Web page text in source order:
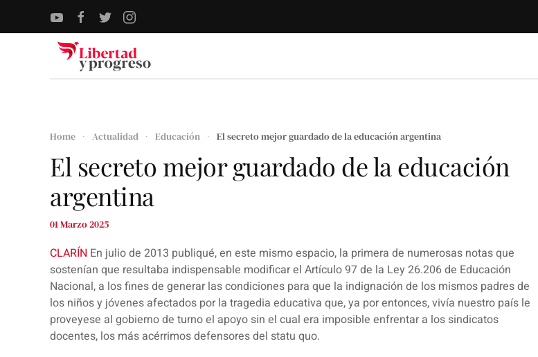
Skip to main content
Home Actualidad Educación El secreto mejor guardado de la educación argentina
El secreto mejor guardado de la educación
argentina
01 Marzo 2025
CLARÍN En julio de 2013 publiqué, en este mismo espacio, la primera de numerosas notas que
sostenían que resultaba indispensable modificar el Artículo 97 de la Ley 26.206 de Educación
Nacional, a los fines de generar las condiciones para que la indignación de los mismos padres de
los niños y jóvenes afectados por la tragedia educativa que, ya por entonces, vivía nuestro país le
proveyese al gobierno de turno el apoyo sin el cual era imposible enfrentar a los sindicatos
docentes, los más acérrimos defensores del statu quo.